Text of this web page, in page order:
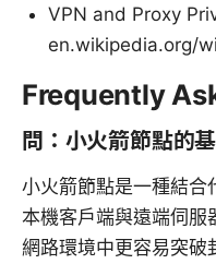
VPN and Proxy
en.wikipedia.org/
Frequently
問：小火箭節點的
小火箭節點是一種結合
本機客戶端與遠端伺服
網路環境中更容易突破